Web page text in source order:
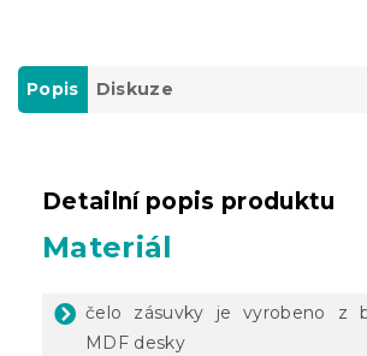
Popis Diskuze
Detailní popis produktu
Materiál
čelo zásuvky je vyrobeno z
MDF desky